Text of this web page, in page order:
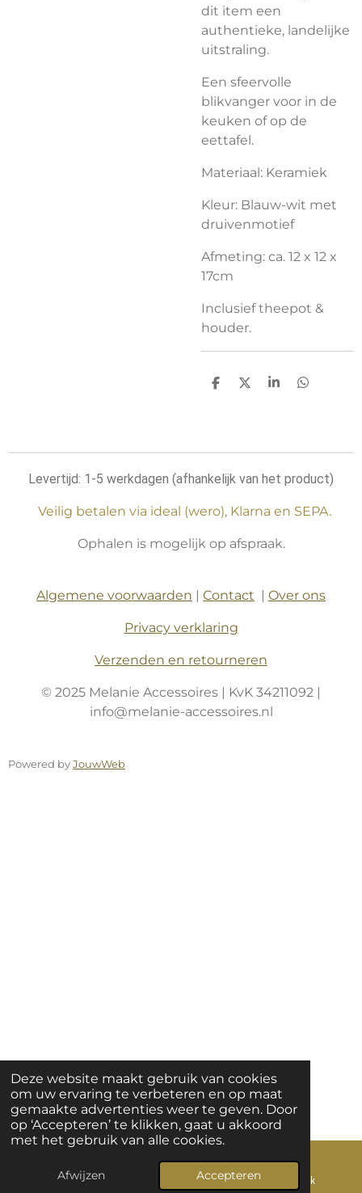
Deze website maakt gebruik van cookies
om uw ervaring te verbeteren en op maat
gemaakte advertenties weer te geven. Door
op ‘Accepteren’ te klikken, gaat u akkoord
met het gebruik van alle cookies.
Afwijzen Accepteren
dit item een
authentieke, landelijke
uitstraling.
Een sfeervolle
blikvanger voor in de
keuken of op de
eettafel.
Materiaal: Keramiek
Kleur: Blauw-wit met
druivenmotief
Afmeting: ca. 12 x 12 x
17cm
Inclusief theepot &
houder.
D
D
S
D
Levertijd: 1-5 werkdagen (afhankelijk van het product)
Veilig betalen via ideal (wero), Klarna en SEPA.
Ophalen is mogelijk op afspraak.
Algemene voorwaarden | Contact | Over ons
Privacy verklaring
Verzenden en retourneren
© 2025 Melanie Accessoires | KvK 34211092 |
info@melanie-accessoires.nl
Powered byJouwWeb
E-mailadres Telefoonnummer Facebook